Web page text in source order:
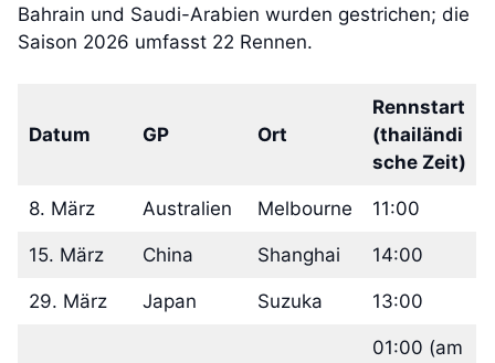
Bahrain und Saudi-Arabien wurden gestrichen; die
Saison 2026 umfasst 22 Rennen.
Datum GP Ort
Rennstart
(thailändi
sche Zeit)
8. März Australien Melbourne 11:00
15. März China Shanghai 14:00
29. März Japan Suzuka 13:00
01:00 (am